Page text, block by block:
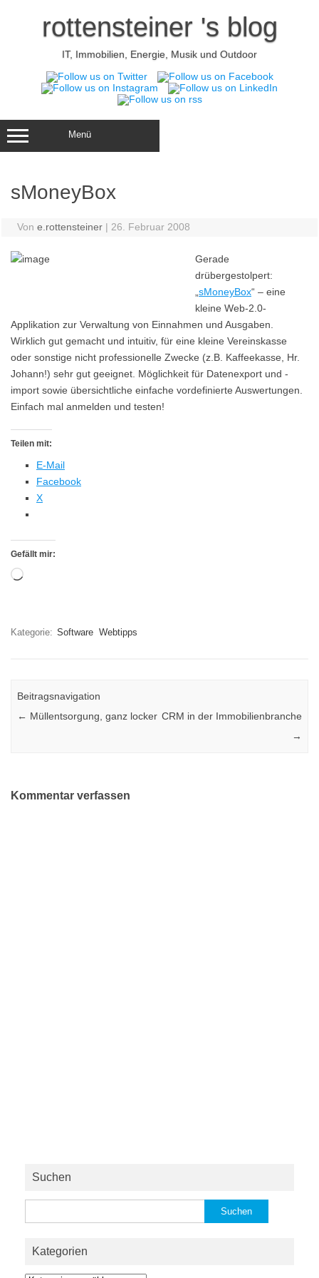
rottensteiner 's blog
IT, Immobilien, Energie, Musik und Outdoor
Menü
sMoneyBox
Vone.rottensteiner | 26. Februar 2008
Gerade
drübergestolpert:
sMoneyBox“ – eine
kleine Web-2.0-
Applikation zur Verwaltung von Einnahmen und Ausgaben.
Wirklich gut gemacht und intuitiv, für eine kleine Vereinskasse
oder sonstige nicht professionelle Zwecke (z.B. Kaffeekasse, Hr.
Johann!) sehr gut geeignet. Möglichkeit für Datenexport und -
import sowie übersichtliche einfache vordefinierte Auswertungen.
Einfach mal anmelden und testen!
Teilen mit:
E-Mail
Facebook
X
Gefällt mir:
Wird
Kategorie: Software Webtipps
Beitragsnavigation
← Müllentsorgung, ganz locker CRM in der Immobilienbranche
→
Kommentar verfassen
Suchen
nach:
Kategorien